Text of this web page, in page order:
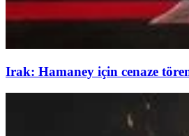
Irak: Hamaney için cenaze